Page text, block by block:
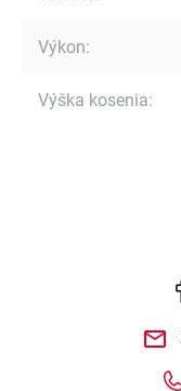
Výkon:
Výška kosenia: